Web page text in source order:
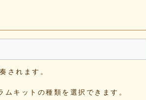
されます。
キットの種類を選択できます。